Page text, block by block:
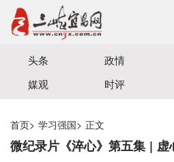
宜昌三峡融媒体中心主办
头条 政情
媒观
时评
首页> 学习强国> 正文
微纪录片《淬心》第五集 | 虚